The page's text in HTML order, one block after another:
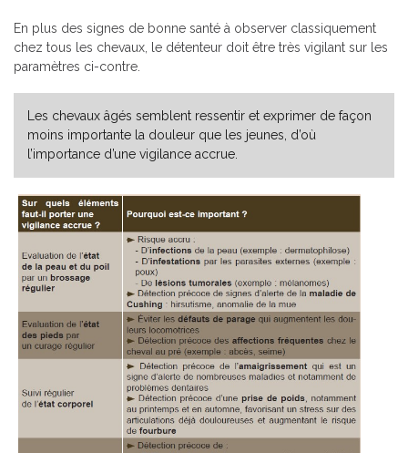
En plus des signes de bonne santé à observer classiquement
chez tous les chevaux, le détenteur doit être très vigilant sur les
paramètres ci-contre.
Les chevaux âgés semblent ressentir et exprimer de façon
moins importante la douleur que les jeunes, d’où
l’importance d’une vigilance accrue.